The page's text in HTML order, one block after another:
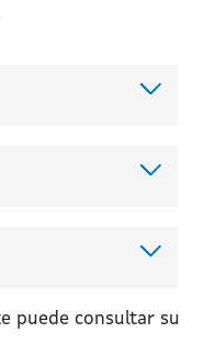
puede consultar su